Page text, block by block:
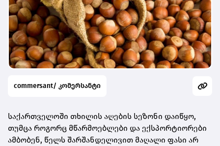
commersant/ კომერსანტი
საქართველოში თხილის აღების სეზონი დაიწყო,
თუმცა როგორც მწარმოებლები და ექსპორტიორები
ამბობენ, წელს შარშანდელივით მაღალი ფასი არ